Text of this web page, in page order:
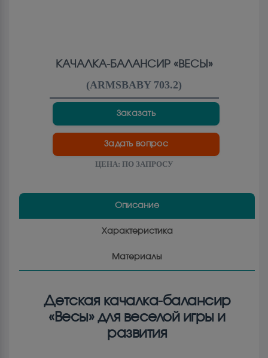
КАЧАЛКА-БАЛАНСИР «ВЕСЫ»
(ARMSBABY 703.2)
Заказать
Задать вопрос
ЦЕНА: ПО ЗАПРОСУ
Описание
Характеристика
Материалы
Детская качалка-балансир
«Весы» для веселой игры и
развития